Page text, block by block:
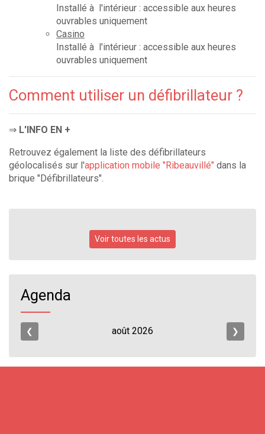
Installé à l'intérieur : accessible aux heures
ouvrables uniquement
Casino
Installé à l'intérieur : accessible aux heures
ouvrables uniquement
Comment utiliser un défibrillateur ?
⇒ L'INFO EN +
Retrouvez également la liste des défibrillateurs
géolocalisés sur l'application mobile "Ribeauvillé" dans la
brique "Défibrillateurs".
Voir toutes les actus
Agenda
❮ août 2026 ❯